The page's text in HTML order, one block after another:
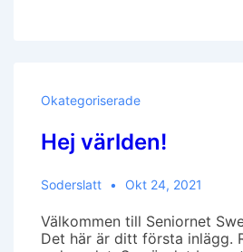
Okategoriserade
Hej världen!
Soderslatt Okt 24, 2021
Välkommen till Seniornet
Det här är ditt första inlägg.